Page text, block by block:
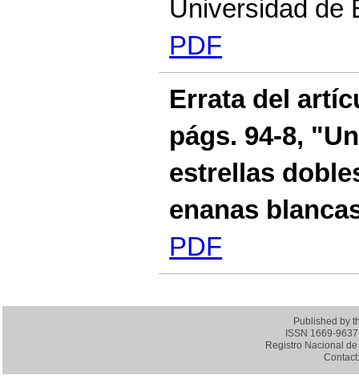
Universidad de
PDF
Errata del
págs. 94-8,
estrellas
enanas
PDF
Published by
ISSN 1669-
Registro Nacional